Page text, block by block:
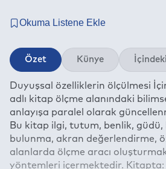
Özet Künye
Duyuşsal özelliklerin ölçülmesi
adlı kitap ölçme alanındaki
anlayışa paralel olarak
Bu kitap ilgi, tutum, benlik, güdü,
bulunma, akran değerlendirme,
alanlarda ölçme aracı
yöntemleri içermektedir. Kitapta: